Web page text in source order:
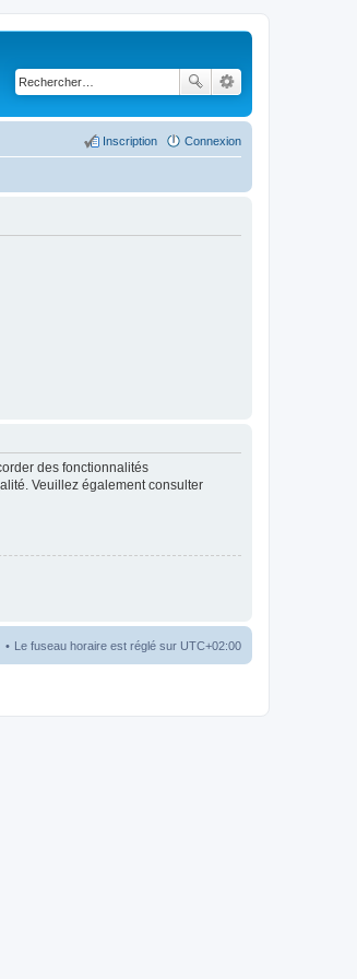
Connexion
Inscription
des fonctionnalités
Veuillez également consulter
Le fuseau horaire est réglé sur UTC+02:00